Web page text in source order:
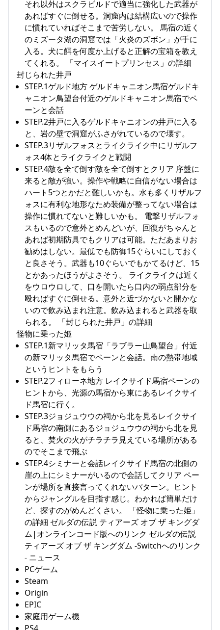
それ以外はスクラビルドで適当に強化した武器が
あればすぐに倒せる。洞窟内は結構広いので操作
に慣れていればそこまで苦労しない。 馬宿の近く
のミズータ湖の洞窟では「火炎のズボン」が手に
入る。犬に餌を何度か上げると正解の宝箱を教え
てくれる。 「マイスイートプリンセス」の詳細
封じられた井戸
STEP.1ゲルド地方 ゲルドキャニオン馬宿ゲルドキ
ャニオン鳥望台付近のゲルドキャニオン馬宿でペ
ーンと会話
STEP.2井戸に入るゲルドキャニオンの井戸に入る
と、岩の壁で洞窟がふさがれているので壊す。
STEP.3リザルフォスとライクライク中にリザルフ
ォス4体とライクライクと戦闘
STEP.4敵を全て倒す敵を全て倒すとクリア 序盤に
来ると敵が強い。操作や戦略に自信がない場合は
ハート5つとかだと難しいかも。水も多くリザルフ
ォスに有利な地形なため装備が整ってない場合は
操作に慣れてないと難しいかも。 電撃リザルフォ
スもいるので意外とめんどいが、回復がちゃんと
あれば初期防具でもクリアは可能。ただあまりお
勧めはしない。最低でも防御15ぐらいにしておく
と良さそう。武器も10ぐらいでもかてるけど、15
とかあったほうがよさそう。 ライクライクは近く
をウロウロして、口を開いたら口内の弱点部分を
殴ればすぐに倒せる。意外と近づかないと開かな
いので飲み込まれ注意。飲み込まれると武器を取
られる。 「封じられた井戸」の詳細
怪物に乗った姫
STEP.1新マリッタ馬宿「ラブラー山鳥望台」付近
の新マリッタ馬宿でペーンと会話。南の熱帯地域
というヒントをもらう
STEP.2フィローネ地方 レイクサイド馬宿ペーンの
ヒントから、光源の馬宿から東にあるレイクサイ
ド馬宿に行く。
STEP.3ジョジュウウの祠から北を見るレイクサイ
ド馬宿の南側にあるジョジュウウの祠から北を見
ると、焚火の火がチラチラ見えている場所がある
のでそこまで飛ぶ
STEP.4シミナーと会話レイクサイド馬宿の北側の
崖の上にシミナーがいるので会話してクリア ペー
ンが場所を直接言ってくれないパターン。ヒント
からジャングルを目指す感じ。わかれば簡単だけ
ど、探すのがめんどくさい。 「怪物に乗った姫」
の詳細 ゼルダの伝説 ティアーズ オブ ザ キングダ
ム|オンラインコード版へのリンク ゼルダの伝説
ティアーズ オブ ザ キングダム -Switchへのリンク
- ニュース
PCゲーム
Steam
Origin
EPIC
家庭用ゲーム機